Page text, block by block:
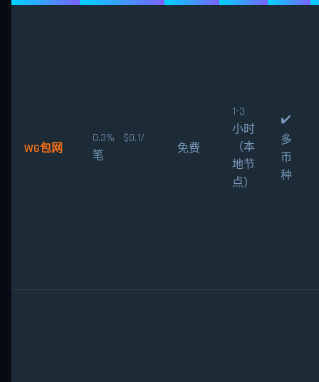
WG包网
0.3% $0.1/
笔
免费
1-3
小时
（本
地节
点）
✔️
多
币
种